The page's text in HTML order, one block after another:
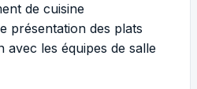
de cuisine
présentation des plats
les équipes de salle